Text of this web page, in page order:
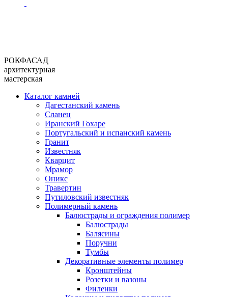
РОКФАСАД
архитектурная
мастерская
Каталог камней
Дагестанский камень
Сланец
Иранский Гохаре
Португальский и испанский камень
Гранит
Известняк
Кварцит
Мрамор
Оникс
Травертин
Путиловский известняк
Полимерный камень
Балюстрады и ограждения полимер
Балюстрады
Балясины
Поручни
Тумбы
Декоративные элементы полимер
Кронштейны
Розетки и вазоны
Филенки